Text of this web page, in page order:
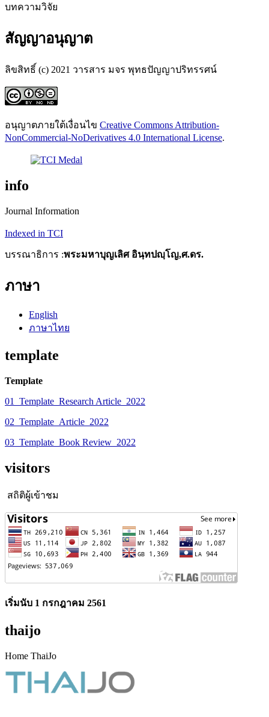
บทความวิจัย
สัญญาอนุญาต
ลิขสิทธิ์ (c) 2021 วารสาร มจร พุทธปัญญาปริทรรศน์
อนุญาตภายใต้เงื่อนไข Creative Commons Attribution-
NonCommercial-NoDerivatives 4.0 International License.
info
Journal Information
Indexed in TCI
บรรณาธิการ :พระมหาบุญเลิศ อินฺทปญฺโญ,ศ.ดร.
ภาษา
English
ภาษาไทย
template
Template
01_Template_Research Article_2022
02_Template_Article_2022
03_Template_Book Review_2022
visitors
สถิติผู้เข้าชม
เริ่มนับ 1 กรกฎาคม 2561
thaijo
Home ThaiJo